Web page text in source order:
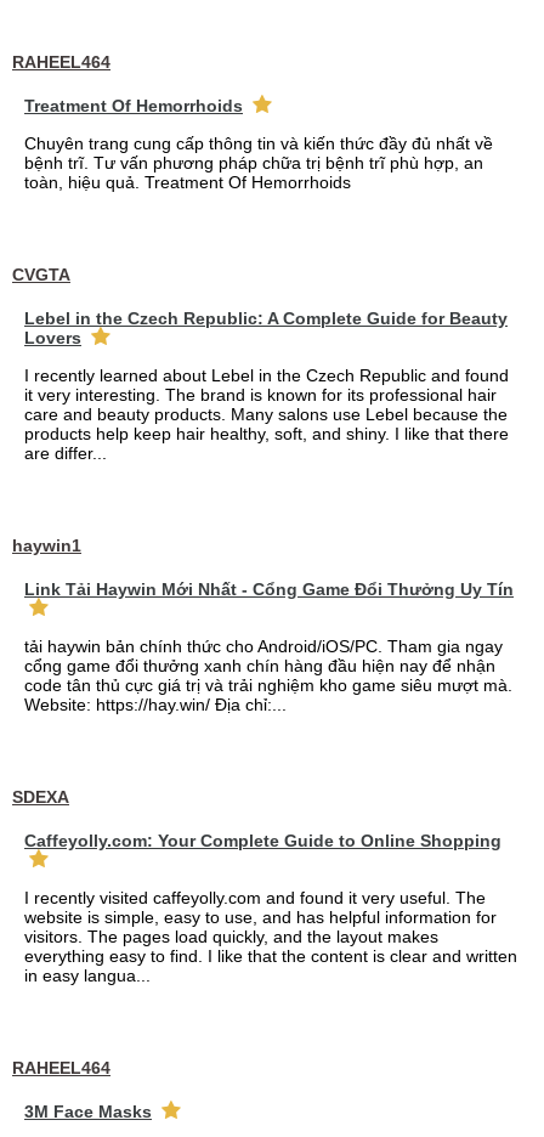
RAHEEL464
Treatment Of Hemorrhoids
Chuyên trang cung cấp thông tin và kiến thức đầy đủ nhất về
bệnh trĩ. Tư vấn phương pháp chữa trị bệnh trĩ phù hợp, an
toàn, hiệu quả. Treatment Of Hemorrhoids
CVGTA
Lebel in the Czech Republic: A Complete Guide for Beauty
Lovers
I recently learned about Lebel in the Czech Republic and found
it very interesting. The brand is known for its professional hair
care and beauty products. Many salons use Lebel because the
products help keep hair healthy, soft, and shiny. I like that there
are differ...
haywin1
Link Tải Haywin Mới Nhất - Cổng Game Đổi Thưởng Uy Tín
tải haywin bản chính thức cho Android/iOS/PC. Tham gia ngay
cổng game đổi thưởng xanh chín hàng đầu hiện nay để nhận
code tân thủ cực giá trị và trải nghiệm kho game siêu mượt mà.
Website: https://hay.win/ Địa chỉ:...
SDEXA
Caffeyolly.com: Your Complete Guide to Online Shopping
I recently visited caffeyolly.com and found it very useful. The
website is simple, easy to use, and has helpful information for
visitors. The pages load quickly, and the layout makes
everything easy to find. I like that the content is clear and written
in easy langua...
RAHEEL464
3M Face Masks